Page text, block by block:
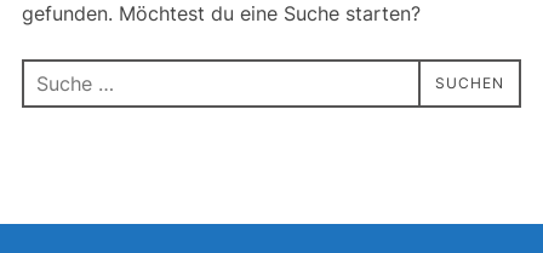
gefunden. Möchtest du eine Suche starten?
Suchen
nach:
SUCHEN